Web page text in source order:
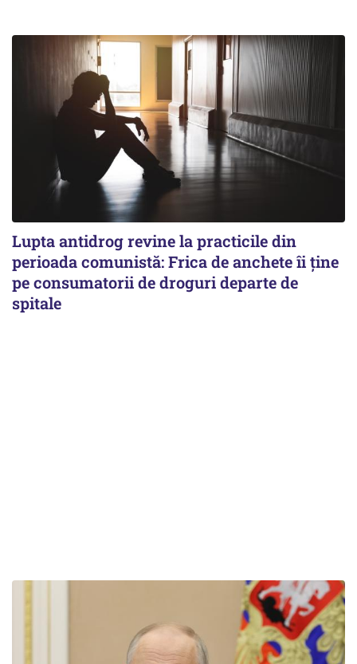
Lupta antidrog revine la practicile din
perioada comunistă: Frica de anchete îi ține
pe consumatorii de droguri departe de
spitale